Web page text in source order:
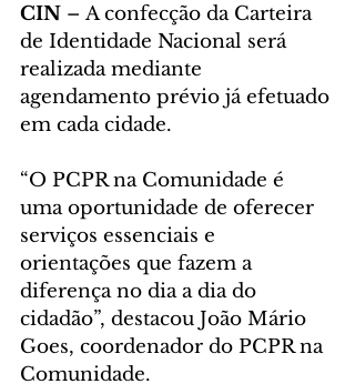
CIN – A confecção da Carteira
de Identidade Nacional será
realizada mediante
agendamento prévio já efetuado
em cada cidade.
“O PCPR na Comunidade é
uma oportunidade de oferecer
serviços essenciais e
orientações que fazem a
diferença no dia a dia do
cidadão”, destacou João Mário
Goes, coordenador do PCPR na
Comunidade.